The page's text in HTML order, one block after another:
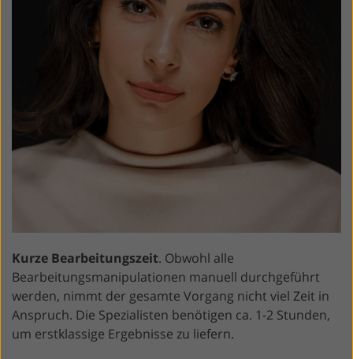
Kurze Bearbeitungszeit. Obwohl alle
Bearbeitungsmanipulationen manuell durchgeführt
werden, nimmt der gesamte Vorgang nicht viel Zeit in
Anspruch. Die Spezialisten benötigen ca. 1-2 Stunden,
um erstklassige Ergebnisse zu liefern.